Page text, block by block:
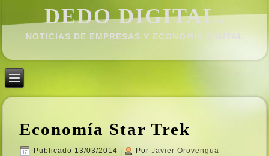
DEDO DIGITAL.
NOTICIAS DE EMPRESAS Y ECONOMÍ­A DIGITAL
Economí­a Star Trek
Publicado 13/03/2014 Por Javier Orovengua